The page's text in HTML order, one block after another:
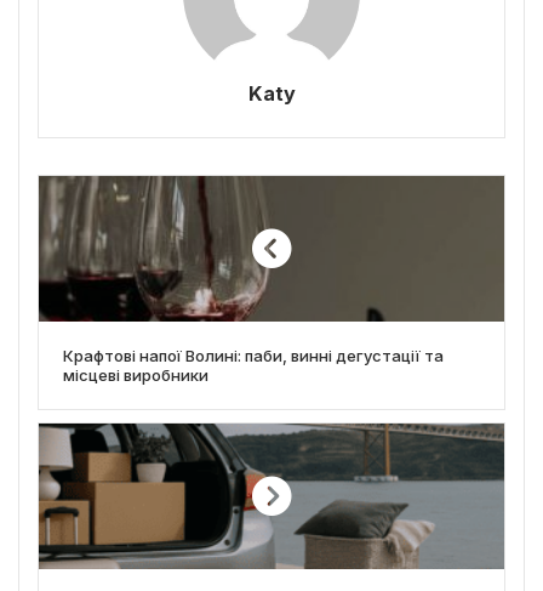
Katy
Крафтові напої Волині: паби, винні дегустації та
місцеві виробники